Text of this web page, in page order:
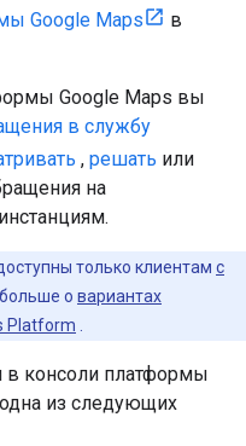
Google Maps
в
Google Maps вы
в службу
, решать или
на
только клиентам с
больше о вариантах
Platform
консоли платформы
из следующих